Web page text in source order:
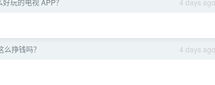
4 days ago
玩的电视 APP？
4 days ago
挣钱吗？